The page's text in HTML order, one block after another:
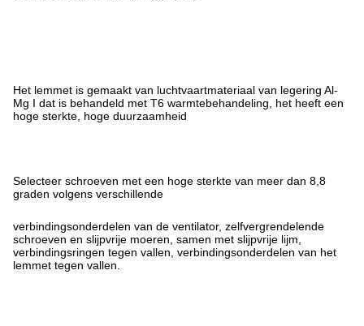
Het lemmet is gemaakt van luchtvaartmateriaal van legering Al-
Mg I dat is behandeld met T6 warmtebehandeling, het heeft een
hoge sterkte, hoge duurzaamheid
Selecteer schroeven met een hoge sterkte van meer dan 8,8
graden volgens verschillende
verbindingsonderdelen van de ventilator, zelfvergrendelende
schroeven en slijpvrije moeren, samen met slijpvrije lijm,
verbindingsringen tegen vallen, verbindingsonderdelen van het
lemmet tegen vallen.